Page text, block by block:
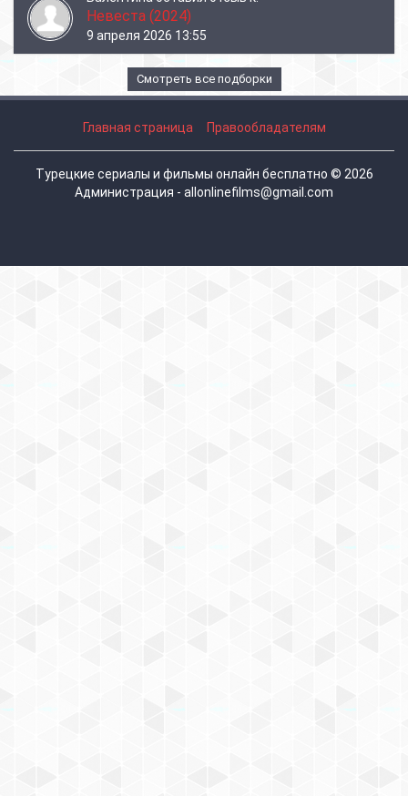
Невеста (2024)
9 апреля 2026 13:55
Смотреть все подборки
Главная страница Правообладателям
Турецкие сериалы и фильмы онлайн бесплатно © 2026
Администрация - allonlinefilms@gmail.com